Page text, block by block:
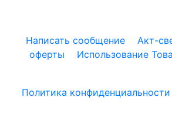
Написать сообщение Акт-
оферты
Использование
Политика конфиденциальности